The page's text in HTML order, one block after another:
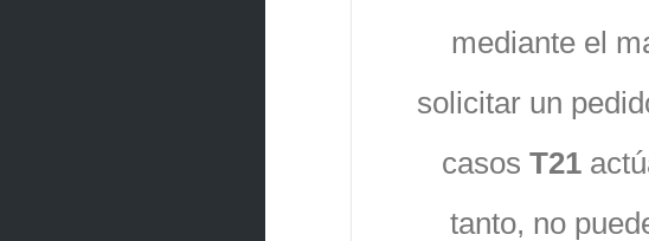
mediante el
solicitar un
casosT21
tanto, no